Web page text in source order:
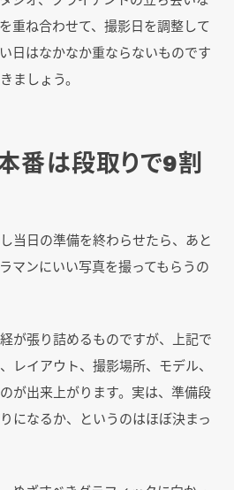
重ね合わせて、撮影日を調整して
日はなかなか重ならないものです
ましょう。
番は段取りで9割
当日の準備を終わらせたら、あと
マンにいい写真を撮ってもらうの
が張り詰めるものですが、上記で
レイアウト、撮影場所、モデル、
が出来上がります。実は、準備段
になるか、というのはほぼ決まっ